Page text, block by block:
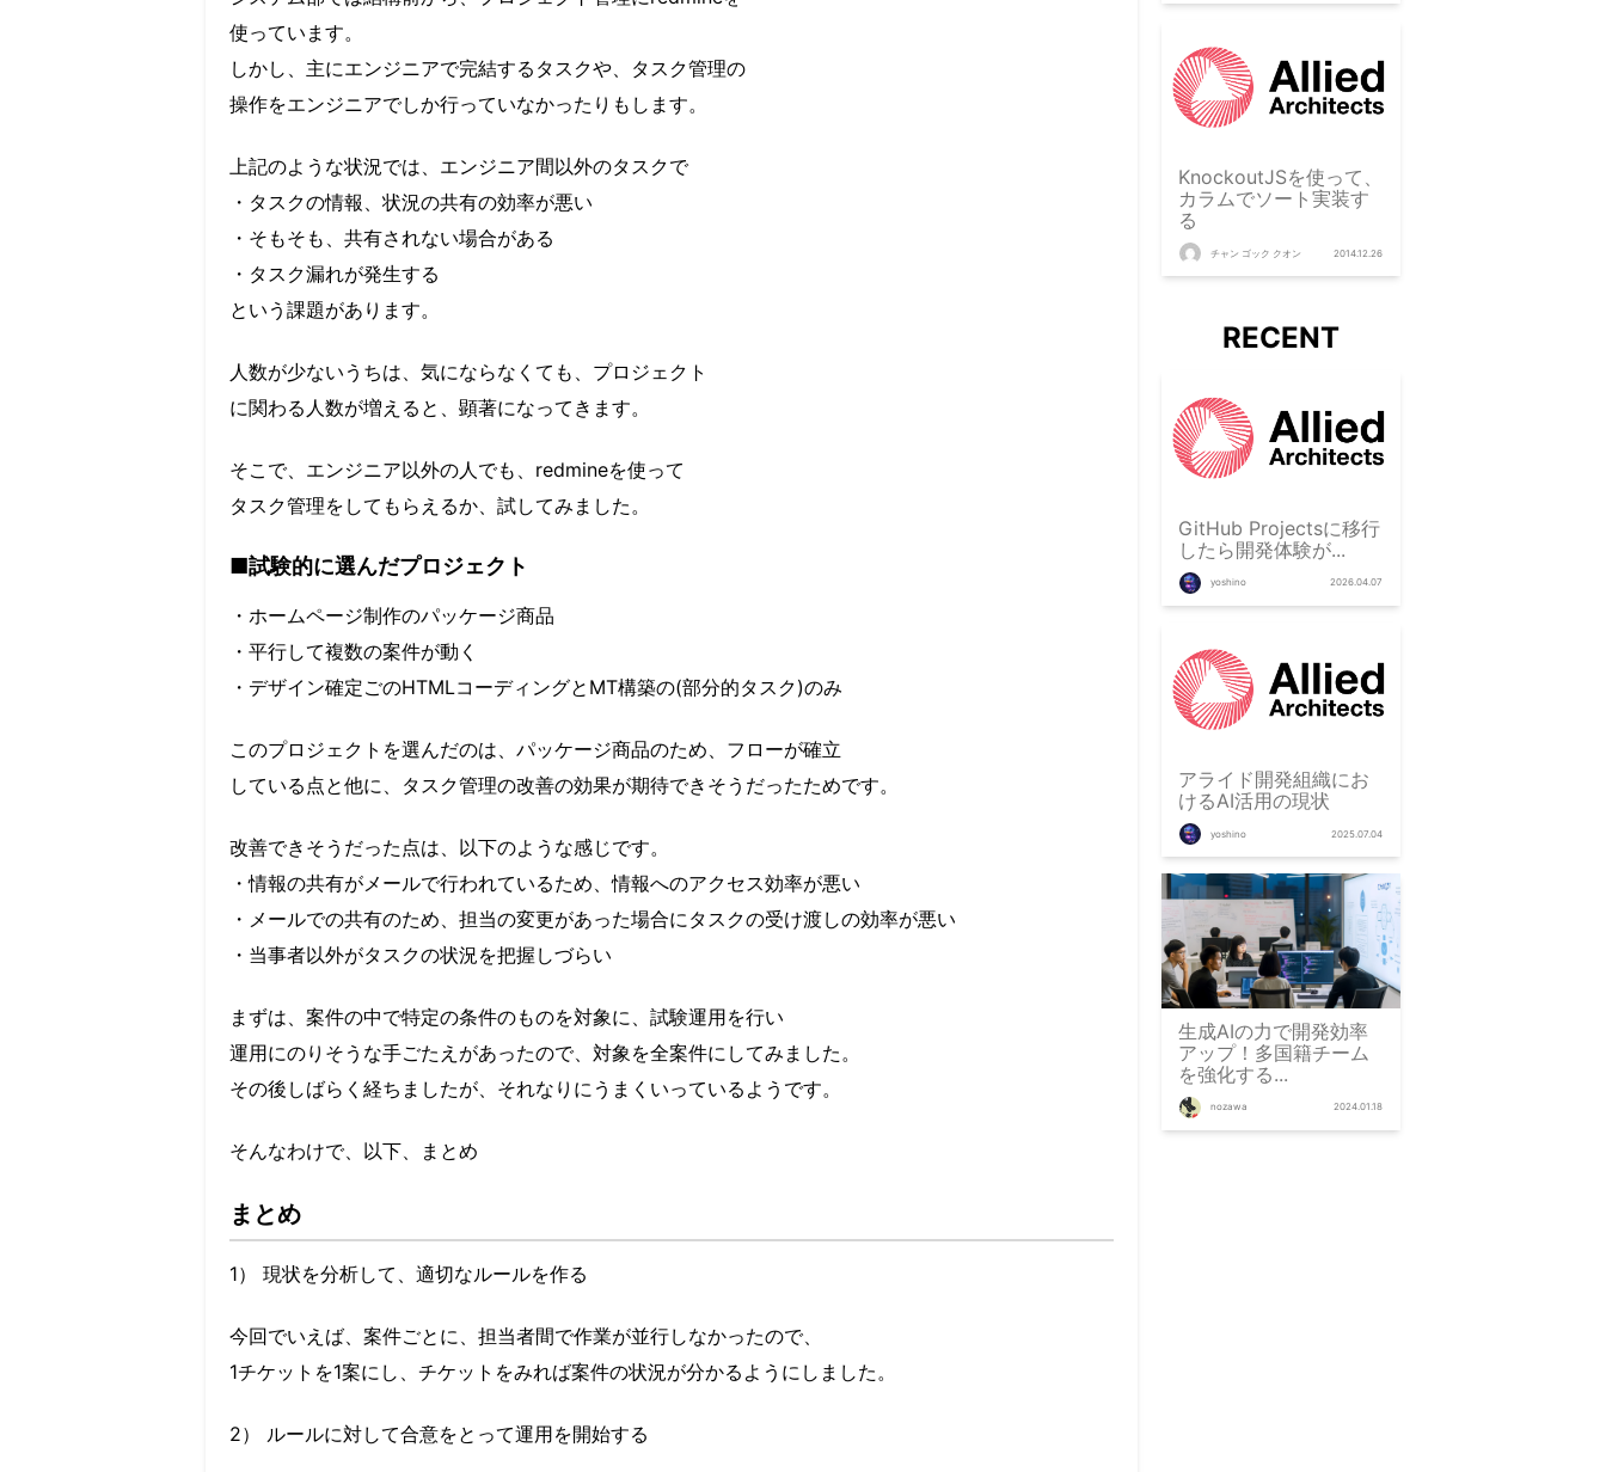
使っています。
しかし、主にエンジニアで完結するタスクや、タスク管理の
操作をエンジニアでしか行っていなかったりもします。
上記のような状況では、エンジニア間以外のタスクで
・タスクの情報、状況の共有の効率が悪い
・そもそも、共有されない場合がある
・タスク漏れが発生する
という課題があります。
人数が少ないうちは、気にならなくても、プロジェクト
に関わる人数が増えると、顕著になってきます。
そこで、エンジニア以外の人でも、redmineを使って
タスク管理をしてもらえるか、試してみました。
■試験的に選んだプロジェクト
・ホームページ制作のパッケージ商品
・平行して複数の案件が動く
・デザイン確定ごのHTMLコーディングとMT構築の(部分的タスク)のみ
このプロジェクトを選んだのは、パッケージ商品のため、フローが確立
している点と他に、タスク管理の改善の効果が期待できそうだったためです。
改善できそうだった点は、以下のような感じです。
・情報の共有がメールで行われているため、情報へのアクセス効率が悪い
・メールでの共有のため、担当の変更があった場合にタスクの受け渡しの効率が悪い
・当事者以外がタスクの状況を把握しづらい
まずは、案件の中で特定の条件のものを対象に、試験運用を行い
運用にのりそうな手ごたえがあったので、対象を全案件にしてみました。
その後しばらく経ちましたが、それなりにうまくいっているようです。
そんなわけで、以下、まとめ
まとめ
1） 現状を分析して、適切なルールを作る
今回でいえば、案件ごとに、担当者間で作業が並行しなかったので、
1チケットを1案にし、チケットをみれば案件の状況が分かるようにしました。
2） ルールに対して合意をとって運用を開始する
KnockoutJSを使って、
カラムでソート実装す
る
チャン ゴック クオン 2014.12.26
RECENT
GitHub Projectsに移行
したら開発体験が...
yoshino 2026.04.07
アライド開発組織にお
けるAI活用の現状
yoshino 2025.07.04
生成AIの力で開発効率
アップ！多国籍チーム
を強化する...
nozawa 2024.01.18